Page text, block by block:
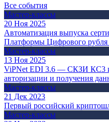
Все события
Мастер-классы
20 Ноя 2025
Автоматизация выпуска
Платформы Цифрового
Мастер-классы
13 Ноя 2025
ViPNet EDI 3.6 — СКЗИ КС3
авторизации и получения
Мастер-классы
21 Дек 2023
Первый российский
Мастер-классы